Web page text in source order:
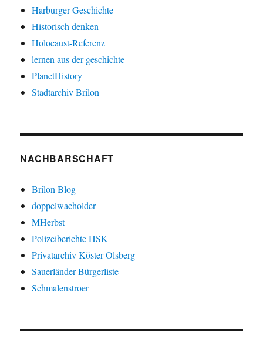
Harburger Geschichte
Historisch denken
Holocaust-Referenz
lernen aus der geschichte
PlanetHistory
Stadtarchiv Brilon
NACHBARSCHAFT
Brilon Blog
doppelwacholder
MHerbst
Polizeiberichte HSK
Privatarchiv Köster Olsberg
Sauerländer Bürgerliste
Schmalenstroer